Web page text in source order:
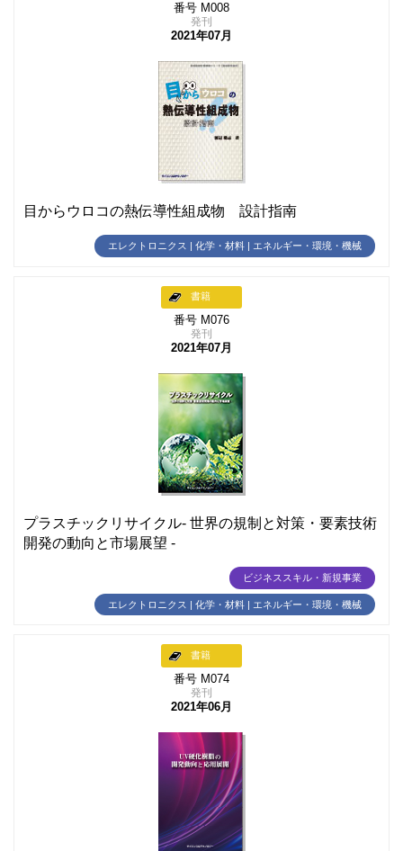
番号 M008
発刊
2021年07月
目からウロコの熱伝導性組成物 設計指南
エレクトロニクス | 化学・材料 | エネルギー・環境・機械
書籍
番号 M076
発刊
2021年07月
プラスチックリサイクル- 世界の規制と対策・要素技術
開発の動向と市場展望 -
ビジネススキル・新規事業
エレクトロニクス | 化学・材料 | エネルギー・環境・機械
書籍
番号 M074
発刊
2021年06月